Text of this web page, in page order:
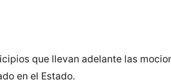
que llevan adelante las
en el Estado.